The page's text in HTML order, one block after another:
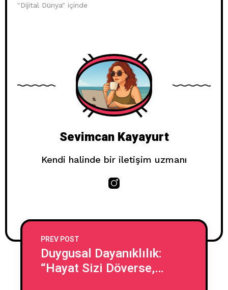
"Dijital Dünya" içinde
Sevimcan Kayayurt
Kendi halinde bir iletişim uzmanı
PREV POST
Duygusal Dayanıklılık:
“Hayat Sizi Döverse,